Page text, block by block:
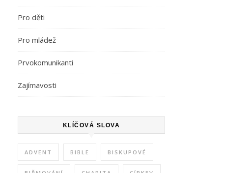
Pro děti
Pro mládež
Prvokomunikanti
Zajímavosti
KLÍČOVÁ SLOVA
ADVENT BIBLE BISKUPOVÉ